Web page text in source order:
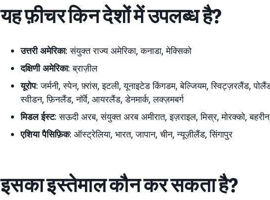
यह फ़ीचर किन देशों में उपलब्ध है?
उत्तरी अमेरिका: संयुक्त राज्य अमेरिका, कनाडा, मेक्सिको
दक्षिणी अमेरिका: ब्राज़ील
यूरोप: जर्मनी, स्पेन, फ़्रांस, इटली, यूनाइटेड किंगडम, बेल्जियम, स्विट्ज़रलैंड,
स्वीडन, फ़िनलैंड, नॉर्वे, आयरलैंड, डेनमार्क, लक्ज़मबर्ग
मिडल ईस्ट: सऊदी अरब, संयुक्त अरब अमीरात, इज़राइल, मिस्र, मोरक्को,
एशिया पैसिफ़िक: ऑस्ट्रेलिया, भारत, जापान, चीन, न्यूज़ीलैंड, सिंगापुर
इसका इस्तेमाल कौन कर सकता है?